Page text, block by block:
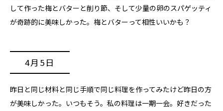
して作った梅とバターと削り節、そして少量の卵のスパゲッティ
が奇跡的に美味しかった。梅とバターって相性いいかも？
4月5日
昨日と同じ材料と同じ手順で同じ料理を作ってみたけど昨日の方
が美味しかった。いつもそう。私の料理は一期一会。好きだった